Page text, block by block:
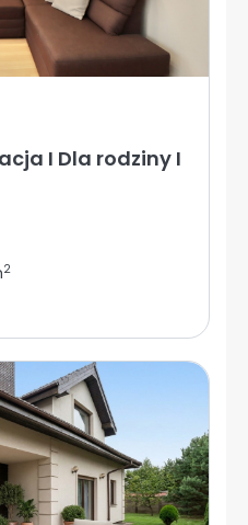
I Dla rodziny I
2